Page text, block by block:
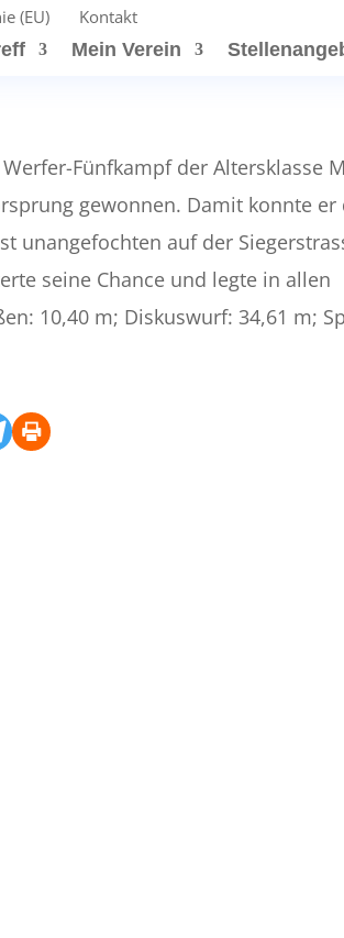
(EU)
Kontakt
Mein Verein
Fünfkampf der Altersklasse
gewonnen. Damit konnte er
unangefochten auf der
seine Chance und legte in allen
10,40 m; Diskuswurf: 34,61 m;